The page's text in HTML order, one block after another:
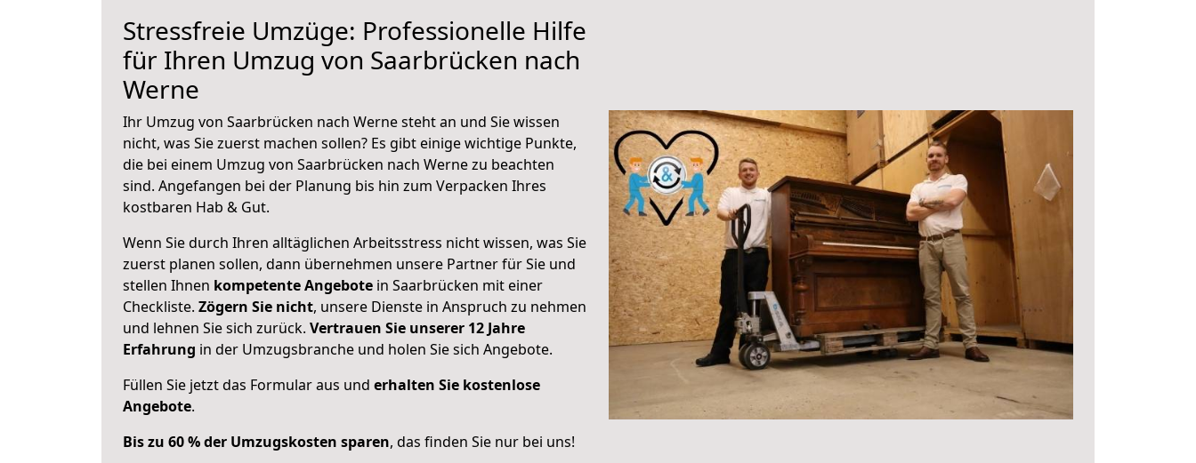
Stressfreie Umzüge: Professionelle Hilfe
für Ihren Umzug von Saarbrücken nach
Werne
Ihr Umzug von Saarbrücken nach Werne steht an und Sie wissen
nicht, was Sie zuerst machen sollen? Es gibt einige wichtige Punkte,
die bei einem Umzug von Saarbrücken nach Werne zu beachten
sind. Angefangen bei der Planung bis hin zum Verpacken Ihres
kostbaren Hab & Gut.
Wenn Sie durch Ihren alltäglichen Arbeitsstress nicht wissen, was Sie
zuerst planen sollen, dann übernehmen unsere Partner für Sie und
stellen Ihnen kompetente Angebote in Saarbrücken mit einer
Checkliste. Zögern Sie nicht, unsere Dienste in Anspruch zu nehmen
und lehnen Sie sich zurück. Vertrauen Sie unserer 12 Jahre
Erfahrung in der Umzugsbranche und holen Sie sich Angebote.
Füllen Sie jetzt das Formular aus und erhalten Sie kostenlose
Angebote.
Bis zu 60 % der Umzugskosten sparen, das finden Sie nur bei uns!